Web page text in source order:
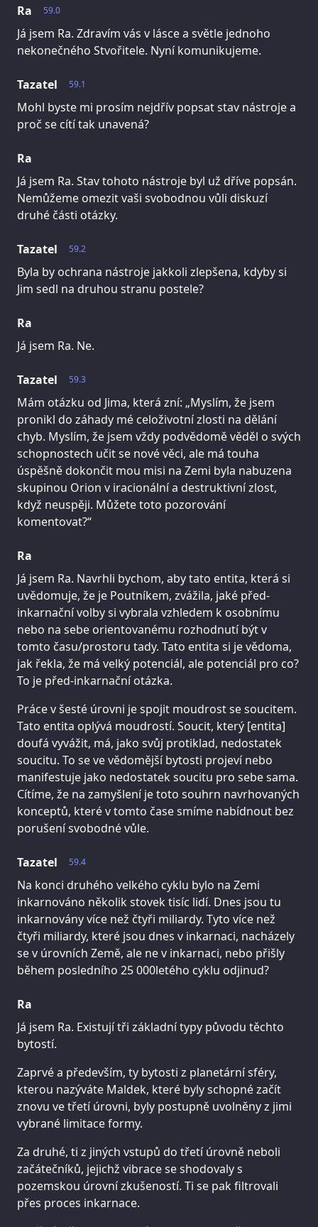
59.0
Ra
Já jsem Ra. Zdravím vás v lásce a světle jednoho
nekonečného Stvořitele. Nyní komunikujeme.
59.1
Tazatel
Mohl byste mi prosím nejdřív popsat stav nástroje a
proč se cítí tak unavená?
Ra
Já jsem Ra. Stav tohoto nástroje byl už dříve popsán.
Nemůžeme omezit vaši svobodnou vůli diskuzí
druhé části otázky.
59.2
Tazatel
Byla by ochrana nástroje jakkoli zlepšena, kdyby si
Jim sedl na druhou stranu postele?
Ra
Já jsem Ra. Ne.
59.3
Tazatel
Mám otázku od Jima, která zní: „Myslím, že jsem
pronikl do záhady mé celoživotní zlosti na dělání
chyb. Myslím, že jsem vždy podvědomě věděl o svých
schopnostech učit se nové věci, ale má touha
úspěšně dokončit mou misi na Zemi byla nabuzena
skupinou Orion v iracionální a destruktivní zlost,
když neuspěji. Můžete toto pozorování
komentovat?“
Ra
Já jsem Ra. Navrhli bychom, aby tato entita, která si
uvědomuje, že je Poutníkem, zvážila, jaké před-
inkarnační volby si vybrala vzhledem k osobnímu
nebo na sebe orientovanému rozhodnutí být v
tomto času/prostoru tady. Tato entita si je vědoma,
jak řekla, že má velký potenciál, ale potenciál pro co?
To je před-inkarnační otázka.
Práce v šesté úrovni je spojit moudrost se soucitem.
Tato entita oplývá moudrostí. Soucit, který [entita]
doufá vyvážit, má, jako svůj protiklad, nedostatek
soucitu. To se ve vědomější bytosti projeví nebo
manifestuje jako nedostatek soucitu pro sebe sama.
Cítíme, že na zamyšlení je toto souhrn navrhovaných
konceptů, které v tomto čase smíme nabídnout bez
porušení svobodné vůle.
59.4
Tazatel
Na konci druhého velkého cyklu bylo na Zemi
inkarnováno několik stovek tisíc lidí. Dnes jsou tu
inkarnovány více než čtyři miliardy. Tyto více než
čtyři miliardy, které jsou dnes v inkarnaci, nacházely
se v úrovních Země, ale ne v inkarnaci, nebo přišly
během posledního 25 000letého cyklu odjinud?
Ra
Já jsem Ra. Existují tři základní typy původu těchto
bytostí.
Zaprvé a především, ty bytosti z planetární sféry,
kterou nazýváte Maldek, které byly schopné začít
znovu ve třetí úrovni, byly postupně uvolněny z jimi
vybrané limitace formy.
Za druhé, ti z jiných vstupů do třetí úrovně neboli
začátečníků, jejichž vibrace se shodovaly s
pozemskou úrovní zkušeností. Ti se pak filtrovali
přes proces inkarnace.